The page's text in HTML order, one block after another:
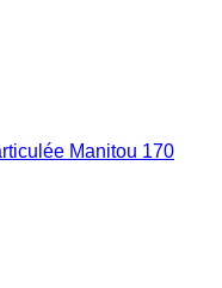
Manitou 170